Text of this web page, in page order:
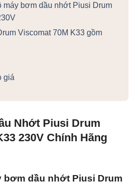
máy bơm dầu nhớt Piusi Drum
Viscomat 70M K33 gồm
giá
Nhớt Piusi Drum
230V Chính Hãng
bơm dầu nhớt Piusi Drum